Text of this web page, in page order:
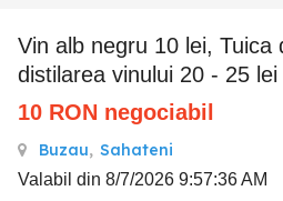
Vin alb negru 10 lei, Tuica din tescovina si din
distilarea vinului 20 - 25 lei
10 RON negociabil
Buzau, Sahateni
Valabil din 8/7/2026 9:57:36 AM